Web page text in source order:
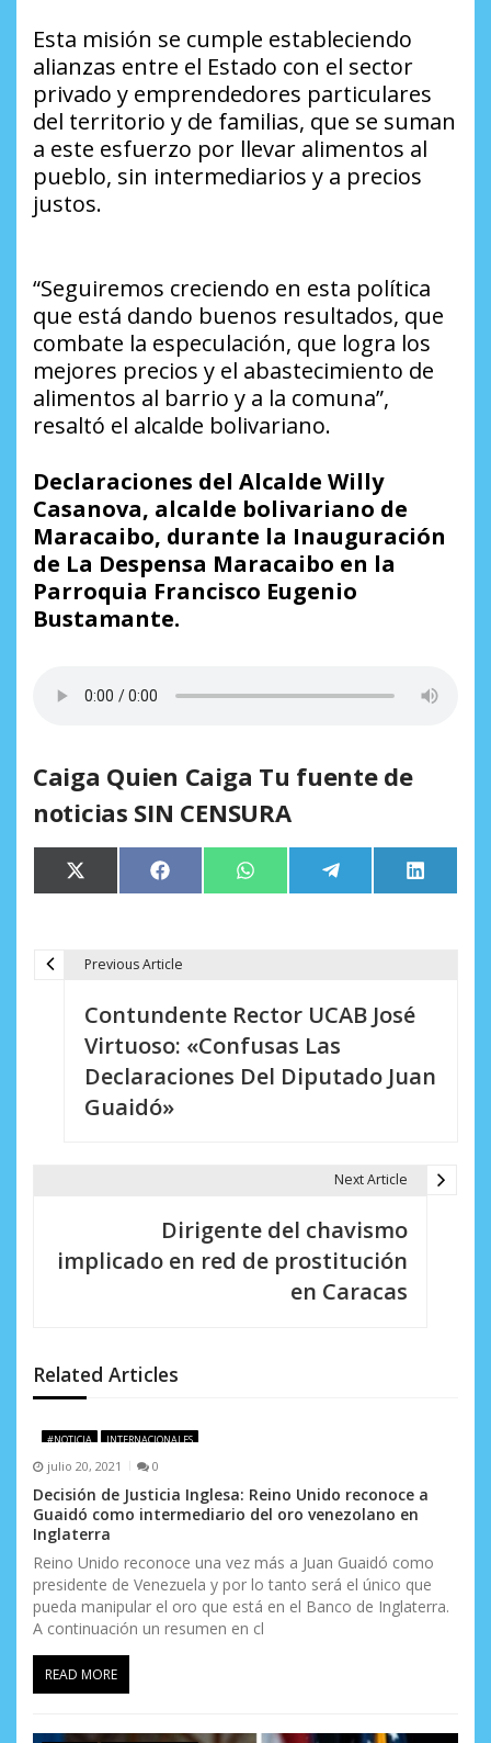
Esta misión se cumple estableciendo
alianzas entre el Estado con el sector
privado y emprendedores particulares
del territorio y de familias, que se suman
a este esfuerzo por llevar alimentos al
pueblo, sin intermediarios y a precios
justos.
“Seguiremos creciendo en esta política
que está dando buenos resultados, que
combate la especulación, que logra los
mejores precios y el abastecimiento de
alimentos al barrio y a la comuna”,
resaltó el alcalde bolivariano.
Declaraciones del Alcalde Willy
Casanova, alcalde bolivariano de
Maracaibo, durante la Inauguración
de La Despensa Maracaibo en la
Parroquia Francisco Eugenio
Bustamante.
Caiga Quien Caiga Tu fuente de
noticias SIN CENSURA
Compartir
en
X
(Twitter)
Compartir
en
Facebook Compartir
en
WhatsApp Compartir
en
Telegram
en
LinkedIn
d
e
n
t
r
a
d
a
s
Previous Article
Contundente Rector UCAB José
Virtuoso: «Confusas Las
Declaraciones Del Diputado Juan
Guaidó»
Next Article
Dirigente del chavismo
implicado en red de prostitución
en Caracas
Related Articles
#NOTICIA INTERNACIONALES
julio 20, 2021 0
Decisión de Justicia Inglesa: Reino Unido reconoce a
Guaidó como intermediario del oro venezolano en
Inglaterra
Reino Unido reconoce una vez más a Juan Guaidó como
presidente de Venezuela y por lo tanto será el único que
pueda manipular el oro que está en el Banco de Inglaterra.
A continuación un resumen en cl
READ MORE